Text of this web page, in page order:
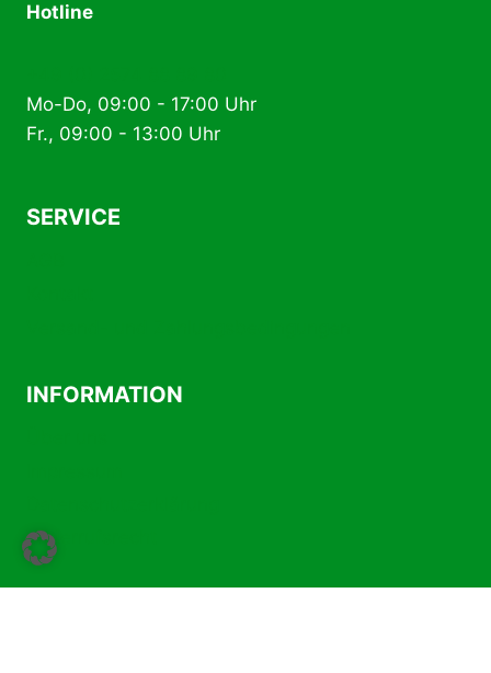
Hotline
Mo-Do, 09:00 - 17:00 Uhr
Fr., 09:00 - 13:00 Uhr
SERVICE
INFORMATION
Widerrufsrecht